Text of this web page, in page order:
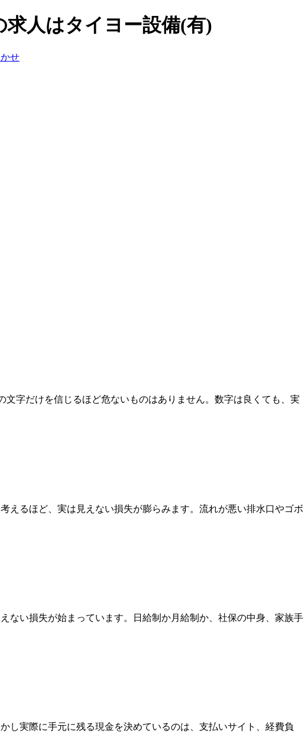
求人はタイヨー設備(有)
字だけを信じるほど危ないものはありません。数字は良くても、実
えるほど、実は見えない損失が膨らみます。流れが悪い排水口やゴボ
ない損失が始まっています。日給制か月給制か、社保の中身、家族手
し実際に手元に残る現金を決めているのは、支払いサイト、経費負